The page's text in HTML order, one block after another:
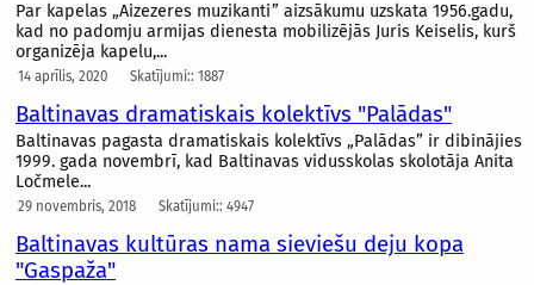
Par kapelas „Aizezeres muzikanti” aizsākumu uzskata 1956.gadu,
kad no padomju armijas dienesta mobilizējās Juris Keiselis, kurš
organizēja kapelu,...
14 aprīlis, 2020 Skatījumi:: 1887
Baltinavas dramatiskais kolektīvs "Palādas"
Baltinavas pagasta dramatiskais kolektīvs „Palādas” ir dibinājies
1999. gada novembrī, kad Baltinavas vidusskolas skolotāja Anita
Ločmele...
29 novembris, 2018 Skatījumi:: 4947
Baltinavas kultūras nama sieviešu deju kopa
"Gaspaža"